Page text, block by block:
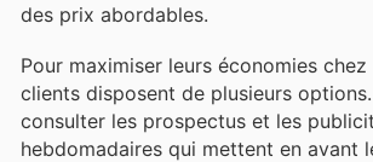
des prix abordables.
Pour maximiser leurs économies
clients disposent de plusieurs
consulter les prospectus et les
hebdomadaires qui mettent en avant